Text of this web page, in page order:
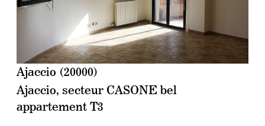
Ajaccio (20000)
Ajaccio, secteur CASONE bel
appartement T3